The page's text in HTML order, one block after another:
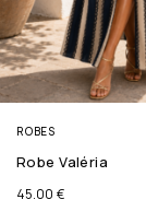
ROBES
Robe Valéria
45.00 €